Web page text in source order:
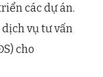
các dự án.
vụ tư vấn
cho